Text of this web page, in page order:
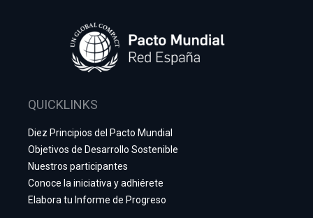
QUICKLINKS
Diez Principios del Pacto Mundial
Objetivos de Desarrollo Sostenible
Nuestros participantes
Conoce la iniciativa y adhiérete
Elabora tu Informe de Progreso